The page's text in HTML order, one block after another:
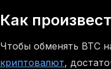
Как
Чтобы обменять BTC
криптовалют,